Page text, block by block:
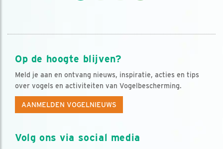
Op de hoogte blijven?
Meld je aan en ontvang nieuws, inspiratie, acties en tips
over vogels en activiteiten van Vogelbescherming.
AANMELDEN VOGELNIEUWS
Volg ons via social media